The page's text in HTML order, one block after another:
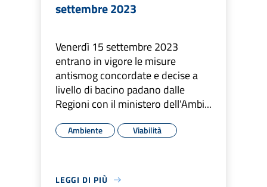
settembre 2023
Venerdì 15 settembre 2023
entrano in vigore le misure
antismog concordate e decise a
livello di bacino padano dalle
Regioni con il ministero dell'Ambi...
Ambiente Viabilità
LEGGI DI PIÙ